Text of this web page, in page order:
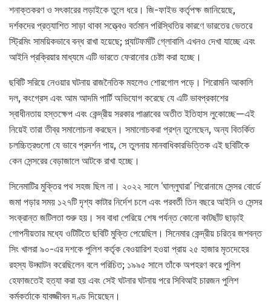
শনাক্তকরণ ও সৎকারের লড়াইকে তুলে ধরে। জি-ফাইভ কর্তৃপক্ষ জানিয়েছে,
দর্শকদের প্রত্যাশিত সাড়া থাকা সত্ত্বেও বর্তমান পরিস্থিতির কারণে ভারতের ভেতরে
স্ট্রিমিং সাময়িকভাবে বন্ধ রাখা হয়েছে; প্ল্যাটফর্মটি গ্লোবালি এখনও দেখা যাচ্ছে এবং
আইনি প্রক্রিয়ার মাধ্যমে এটি ভারতে ফেরানোর চেষ্টা করা হচ্ছে।
ছবিটি সরিয়ে নেওয়ার ঘটনায় রাজনৈতিক মহলেও শোরগোল পড়ে। শিরোমনি আকালি
দল, কংগ্রেস এবং আম আদমি পার্টি অভিযোগ করেছে যে এটি ভাবপ্রকাশের
স্বাধীনতায় হস্তক্ষেপ এবং কেন্দ্রীয় সরকার পাঞ্জাবের অতীত ইতিহাস লুকোচ্ছে—এই
নিয়েই তারা তীব্র সমালোচনা করছেন। সমালোচকরা প্রশ্ন তুলেছেন, অন্য বিতর্কিত
চলচ্চিত্রগুলো যে ভাবে প্রদর্শন পায়, সে তুলনায় মানবাধিকারভিত্তিক এই ছবিটিকে
কেন সেন্সরের বেড়াজালে আটকে রাখা হচ্ছে।
সিনেমাটির মুক্তির পথ সহজ ছিল না। ২০২২ সালে ‘ঘাল্লুঘারা’ শিরোনামে সেন্সর বোর্ডে
জমা পড়ার সময় ১২৭টি দৃশ্য কাটার নির্দেশ চলে এবং পরবর্তী তিন বছরে আইনি ও সেন্সর
সংক্রান্ত জটিলতা শুরু হয়। সব বাধা পেরিয়ে শেষ পর্যন্ত কোনো কাটছাঁট ছাড়াই
গোপনীয়তার মধ্যে ওটিটিতে ছবিটি মুক্তি পেয়েছিল। সিনেমার কেন্দ্রীয় চরিত্র জশবন্ত
সিং খালরা ৯০-এর দশকে পুলিশ কর্তৃক বেওয়ারিশ হওয়া প্রায় ২৫ হাজার মৃতদেহের
রহস্য উদ্ঘাটন করেছিলেন বলে পরিচিত; ১৯৯৫ সালে তাঁকে অপহরণ করে পুলিশ
হেফাজতেই হত্যা করা হয় এবং সেই ঘটনার ঘটনায় পরে সিবিআই চারজন পুলিশ
কর্মকর্তাকে যাবজ্জীবন দণ্ড দিয়েছেন।